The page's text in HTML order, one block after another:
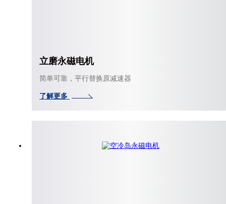
立磨永磁电机
简单可靠，平行替换原减速器
了解更多